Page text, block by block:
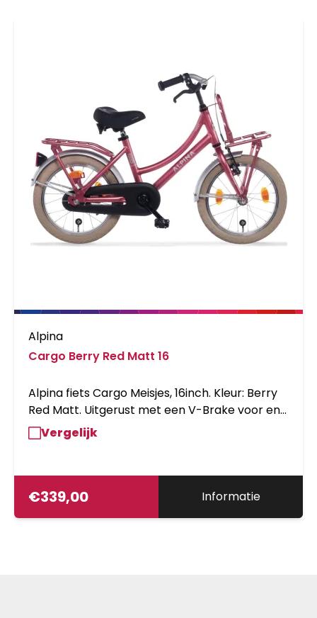
Alpina
Cargo Berry Red Matt 16
Alpina fiets Cargo Meisjes, 16inch. Kleur: Berry
Red Matt. Uitgerust met een V-Brake voor en
een remnaaf achter, inclusief voordrager en
aluminium frame. Kleurnummer: YS 9037-1
Vergelijk
€339,00 Informatie